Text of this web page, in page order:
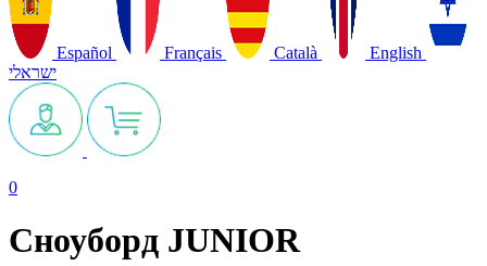
Español Français Català
English
ישראלי
0
Сноуборд JUNIOR